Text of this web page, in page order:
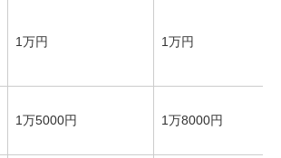
1万円 1万円
1万5000円 1万8000円